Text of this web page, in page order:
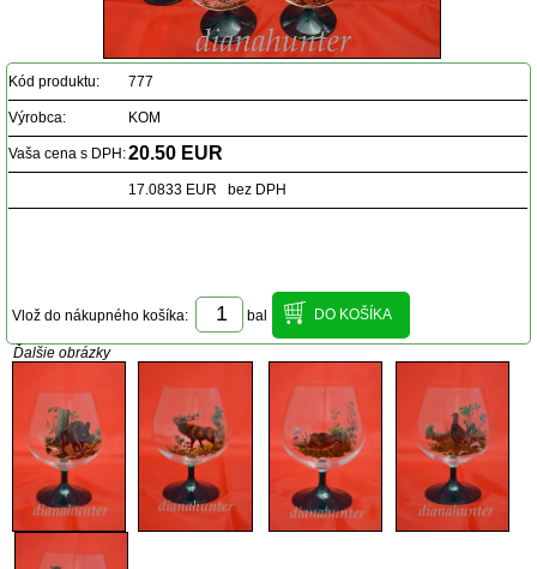
Kód produktu: 777
Výrobca: KOM
Vaša cena s DPH:20.50 EUR
17.0833 EUR bez DPH
Vlož do nákupného košíka: bal
Ďalšie obrázky